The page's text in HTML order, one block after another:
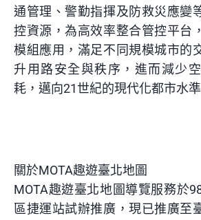
通管理、警勤指揮及防救災應變
控資源，為高效率整合管控平台
模組應用，滿足不同規模城市的
升用路安全與秩序，進而減少
耗，邁向21世紀的現代化都市水準
關於MOTA趣遊臺北地圖
MOTA趣遊臺北地圖導覽服務於
區捷運站試辦推廣，現已推廣至